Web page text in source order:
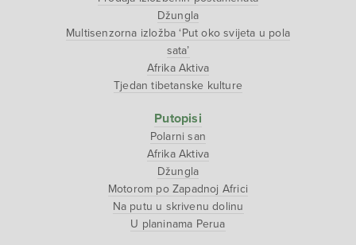
Džungla
Multisenzorna izložba ‘Put oko svijeta u pola
sata’
Afrika Aktiva
Tjedan tibetanske kulture
Putopisi
Polarni san
Afrika Aktiva
Džungla
Motorom po Zapadnoj Africi
Na putu u skrivenu dolinu
U planinama Perua